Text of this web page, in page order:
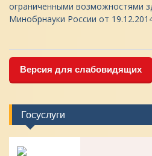
ограниченными возможностями
Минобрнауки России от
Версия для слабовидящих
Госуслуги